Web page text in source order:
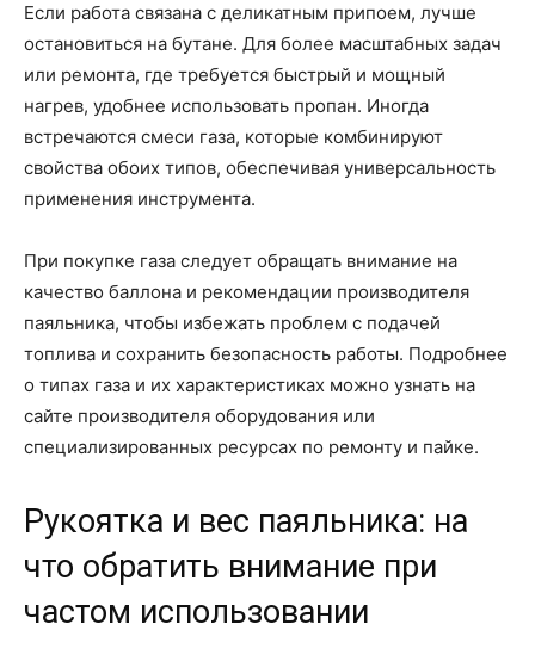
Если работа связана с деликатным припоем, лучше
остановиться на бутане. Для более масштабных задач
или ремонта, где требуется быстрый и мощный
нагрев, удобнее использовать пропан. Иногда
встречаются смеси газа, которые комбинируют
свойства обоих типов, обеспечивая универсальность
применения инструмента.
При покупке газа следует обращать внимание на
качество баллона и рекомендации производителя
паяльника, чтобы избежать проблем с подачей
топлива и сохранить безопасность работы. Подробнее
о типах газа и их характеристиках можно узнать на
сайте производителя оборудования или
специализированных ресурсах по ремонту и пайке.
Рукоятка и вес паяльника: на
что обратить внимание при
частом использовании